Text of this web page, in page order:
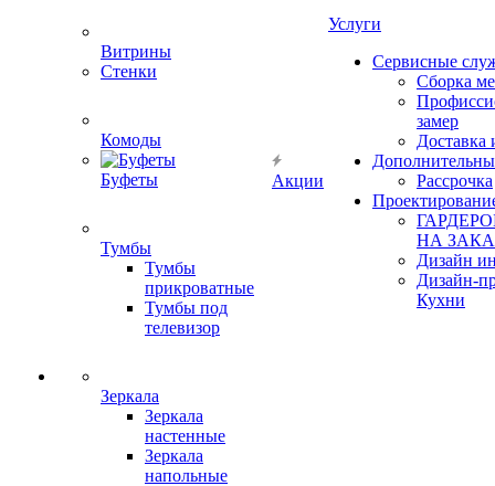
Витрины
Стенки
Комоды
Буфеты
Тумбы
Тумбы
прикроватные
Тумбы под
телевизор
Зеркала
Зеркала
настенные
Зеркала
напольные
Акции
Услуги
Сервисные
Сборка
замер
Доставка
Рассрочка
НА
Дизайн
Дизайн-
Кухни